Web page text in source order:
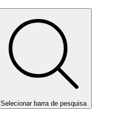
Selecionar barra de pesquisa